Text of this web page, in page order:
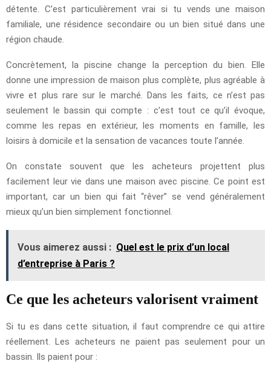
détente. C’est particulièrement vrai si tu vends une maison
familiale, une résidence secondaire ou un bien situé dans une
région chaude.
Concrètement, la piscine change la perception du bien. Elle
donne une impression de maison plus complète, plus agréable à
vivre et plus rare sur le marché. Dans les faits, ce n’est pas
seulement le bassin qui compte : c’est tout ce qu’il évoque,
comme les repas en extérieur, les moments en famille, les
loisirs à domicile et la sensation de vacances toute l’année.
On constate souvent que les acheteurs projettent plus
facilement leur vie dans une maison avec piscine. Ce point est
important, car un bien qui fait “rêver” se vend généralement
mieux qu’un bien simplement fonctionnel.
Vous aimerez aussi : Quel est le prix d’un local
d’entreprise à Paris ?
Ce que les acheteurs valorisent vraiment
Si tu es dans cette situation, il faut comprendre ce qui attire
réellement. Les acheteurs ne paient pas seulement pour un
bassin. Ils paient pour :